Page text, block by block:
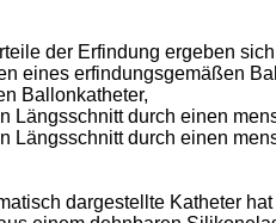
der Erfindung ergeben
eines erfindungsgemäßen
Ballonkatheter,
Längsschnitt durch einen
Längsschnitt durch einen
dargestellte Katheter